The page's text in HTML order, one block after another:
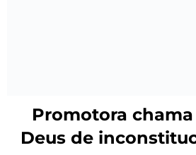
Promotora
Deus de